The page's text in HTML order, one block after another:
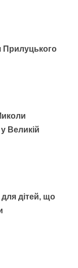
Прилуцького
Великій
дітей, що